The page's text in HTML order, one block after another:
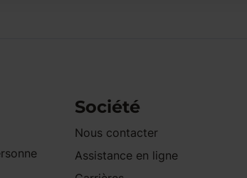
Société
Nous contacter
Assistance en ligne